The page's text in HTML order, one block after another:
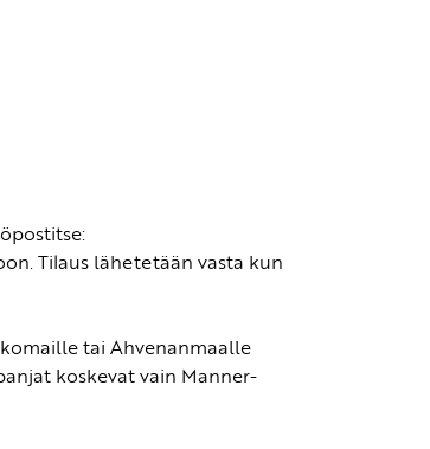
Tilaus lähetetään vasta kun
tai Ahvenanmaalle
koskevat vain Manner-